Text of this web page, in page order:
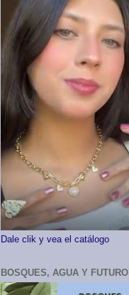
Dale clik y vea el catálogo
BOSQUES, AGUA Y FUTURO